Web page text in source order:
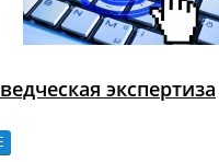
экспертиза